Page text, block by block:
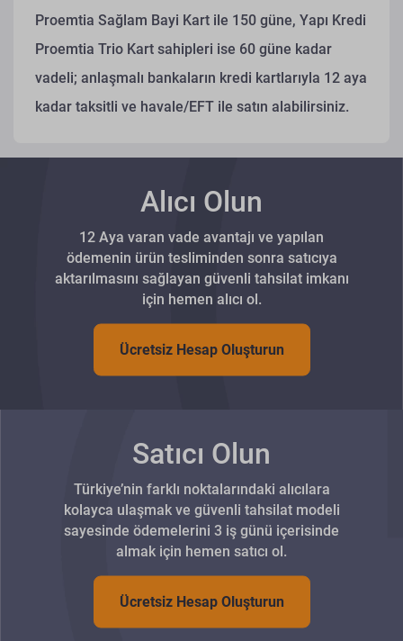
Proemtia Sağlam Bayi Kart ile 150 güne, Yapı Kredi
Proemtia Trio Kart sahipleri ise 60 güne kadar
vadeli; anlaşmalı bankaların kredi kartlarıyla 12 aya
kadar taksitli ve havale/EFT ile satın alabilirsiniz.
Alıcı Olun
12 Aya varan vade avantajı ve yapılan
ödemenin ürün tesliminden sonra satıcıya
aktarılmasını sağlayan güvenli tahsilat imkanı
için hemen alıcı ol.
Ücretsiz Hesap Oluşturun
Satıcı Olun
Türkiye’nin farklı noktalarındaki alıcılara
kolayca ulaşmak ve güvenli tahsilat modeli
sayesinde ödemelerini 3 iş günü içerisinde
almak için hemen satıcı ol.
Ücretsiz Hesap Oluşturun